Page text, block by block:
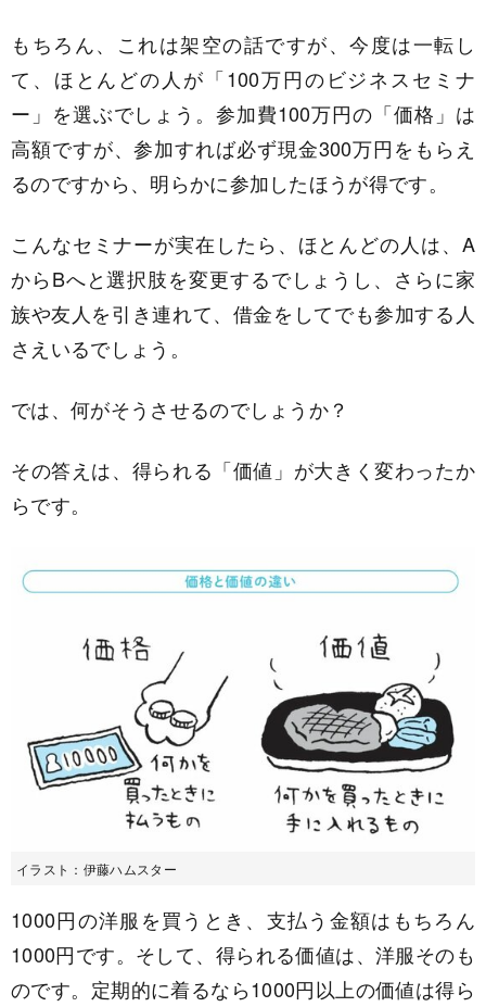
もちろん、これは架空の話ですが、今度は一転し
て、ほとんどの人が「100万円のビジネスセミナ
ー」を選ぶでしょう。参加費100万円の「価格」は
高額ですが、参加すれば必ず現金300万円をもらえ
るのですから、明らかに参加したほうが得です。
こんなセミナーが実在したら、ほとんどの人は、A
からBへと選択肢を変更するでしょうし、さらに家
族や友人を引き連れて、借金をしてでも参加する人
さえいるでしょう。
では、何がそうさせるのでしょうか？
その答えは、得られる「価値」が大きく変わったか
らです。
イラスト：伊藤ハムスター
1000円の洋服を買うとき、支払う金額はもちろん
1000円です。そして、得られる価値は、洋服そのも
のです。 定期的に着るなら1000円以上の価値は得ら